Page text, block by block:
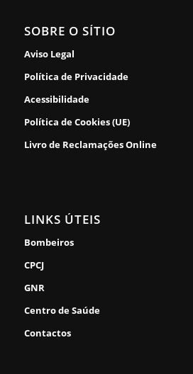
SOBRE O SÍTIO
Aviso Legal
Política de Privacidade
Acessibilidade
Política de Cookies (UE)
Livro de Reclamações Online
LINKS ÚTEIS
Bombeiros
CPCJ
GNR
Centro de Saúde
Contactos